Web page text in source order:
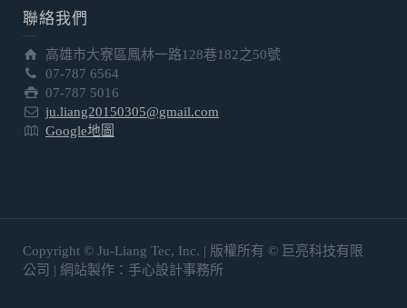
聯絡我們
高雄市大寮區鳳林一路128巷182之50號
07-787 6564
07-787 5016
ju.liang20150305@gmail.com
Google地圖
Copyright © Ju-Liang Tec, Inc. | 版權所有 © 巨亮科技有限
公司 | 網站製作：手心設計事務所